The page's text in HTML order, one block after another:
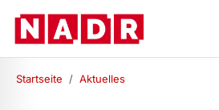
Startseite / Aktuelles